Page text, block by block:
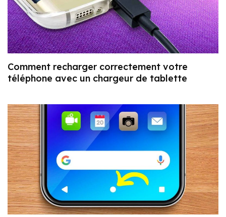
Comment recharger correctement votre
téléphone avec un chargeur de tablette